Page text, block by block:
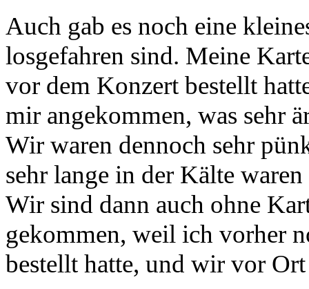
Auch gab es noch eine
losgefahren sind. Meine
vor dem Konzert bestellt
mir angekommen, was sehr
Wir waren dennoch sehr
sehr lange in der Kälte
Wir sind dann auch ohne
gekommen, weil ich vorher
bestellt hatte, und wir vor